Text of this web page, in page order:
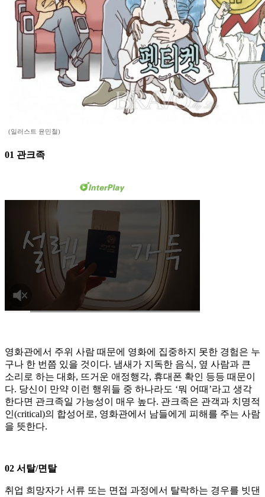
(일러스트 윤민철)
01 관크족
영화관에서 주위 사람 때문에 영화에 집중하지 못한 경험은 누
구나 한 번쯤 있을 것이다. 냄새가 지독한 음식, 옆 사람과 큰
소리로 하는 대화, 뜨거운 애정행각, 휴대폰 확인 등등 때문이
다. 당신이 만약 이런 행위들 중 하나라도 ‘뭐 어때’라고 생각
한다면 관크족일 가능성이 매우 높다. 관크족은 관객과 치명적
인(critical)의 합성어로, 영화관에서 남들에게 피해를 주는 사람
을 뜻한다.
02 서탈/면탈
취업 희망자가 서류 또는 면접 과정에서 탈락하는 경우를 빗댄